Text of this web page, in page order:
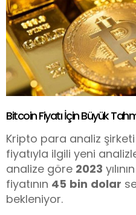
Bitcoin Fiyatı İçin Büyük
Kripto para analiz şirketi
fiyatıyla ilgili yeni
analize göre 2023
fiyatının 45 bin dolar
bekleniyor.